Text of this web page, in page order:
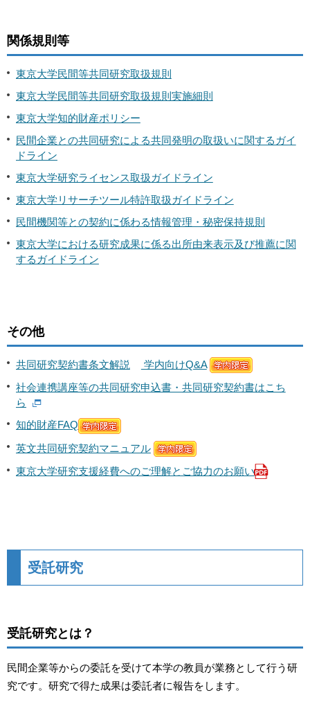
関係規則等
東京大学民間等共同研究取扱規則
東京大学民間等共同研究取扱規則実施細則
東京大学知的財産ポリシー
民間企業との共同研究による共同発明の取扱いに関するガイ
ドライン
東京大学研究ライセンス取扱ガイドライン
東京大学リサーチツール特許取扱ガイドライン
民間機関等との契約に係わる情報管理・秘密保持規則
東京大学における研究成果に係る出所由来表示及び推薦に関
するガイドライン
その他
共同研究契約書条文解説 学内向けQ&A
社会連携講座等の共同研究申込書・共同研究契約書はこち
ら
知的財産FAQ
英文共同研究契約マニュアル
東京大学研究支援経費へのご理解とご協力のお願い
受託研究
受託研究とは？
民間企業等からの委託を受けて本学の教員が業務として行う研
究です。研究で得た成果は委託者に報告をします。